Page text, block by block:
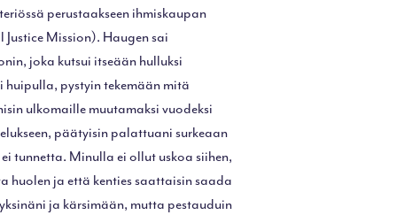
perustaakseen ihmiskaupan
Mission). Haugen sai
joka kutsui itseään hulluksi
pystyin tekemään mitä
ulkomaille muutamaksi vuodeksi
päätyisin palattuani surkeaan
tunnetta. Minulla ei ollut uskoa siihen,
huolen ja että kenties saattaisin saada
ja kärsimään, mutta pestauduin